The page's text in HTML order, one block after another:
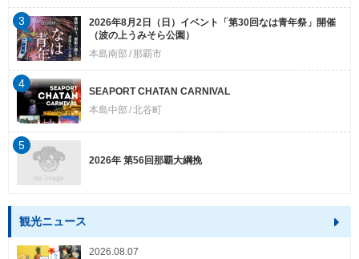
2026年8月2日（日）イベント「第30回なは青年祭」開催
（波の上うみそら公園）
本島南部
那覇市
3
SEAPORT CHATAN CARNIVAL
本島中部 北谷町
4
2026年 第56回那覇大綱挽
5
観光ニュース
2026.08.07